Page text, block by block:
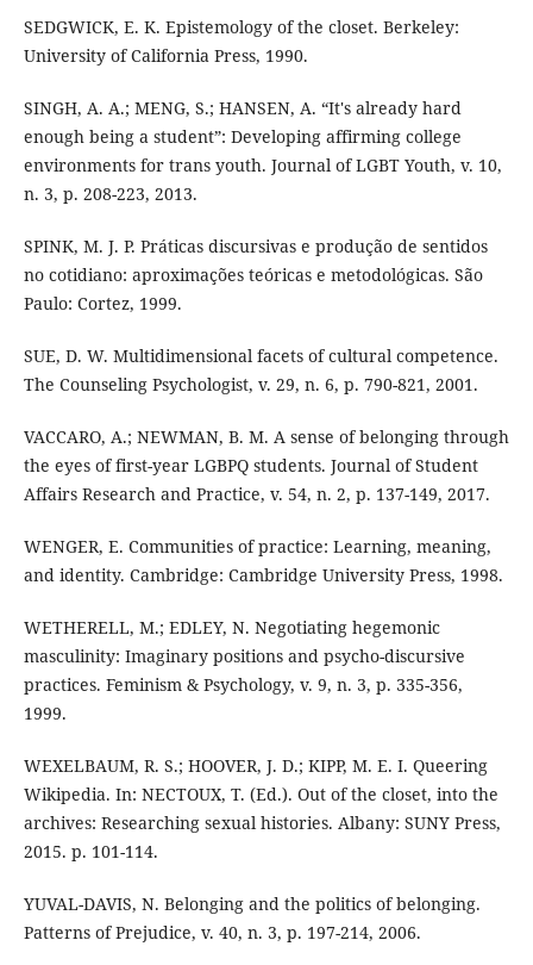
SEDGWICK, E. K. Epistemology of the closet. Berkeley:
University of California Press, 1990.
SINGH, A. A.; MENG, S.; HANSEN, A. “It's already hard
enough being a student”: Developing affirming college
environments for trans youth. Journal of LGBT Youth, v. 10,
n. 3, p. 208-223, 2013.
SPINK, M. J. P. Práticas discursivas e produção de sentidos
no cotidiano: aproximações teóricas e metodológicas. São
Paulo: Cortez, 1999.
SUE, D. W. Multidimensional facets of cultural competence.
The Counseling Psychologist, v. 29, n. 6, p. 790-821, 2001.
VACCARO, A.; NEWMAN, B. M. A sense of belonging through
the eyes of first-year LGBPQ students. Journal of Student
Affairs Research and Practice, v. 54, n. 2, p. 137-149, 2017.
WENGER, E. Communities of practice: Learning, meaning,
and identity. Cambridge: Cambridge University Press, 1998.
WETHERELL, M.; EDLEY, N. Negotiating hegemonic
masculinity: Imaginary positions and psycho-discursive
practices. Feminism & Psychology, v. 9, n. 3, p. 335-356,
1999.
WEXELBAUM, R. S.; HOOVER, J. D.; KIPP, M. E. I. Queering
Wikipedia. In: NECTOUX, T. (Ed.). Out of the closet, into the
archives: Researching sexual histories. Albany: SUNY Press,
2015. p. 101-114.
YUVAL-DAVIS, N. Belonging and the politics of belonging.
Patterns of Prejudice, v. 40, n. 3, p. 197-214, 2006.